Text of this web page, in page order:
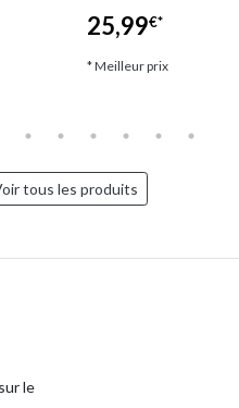
25,99€*
* Meilleur prix
tous les produits
le